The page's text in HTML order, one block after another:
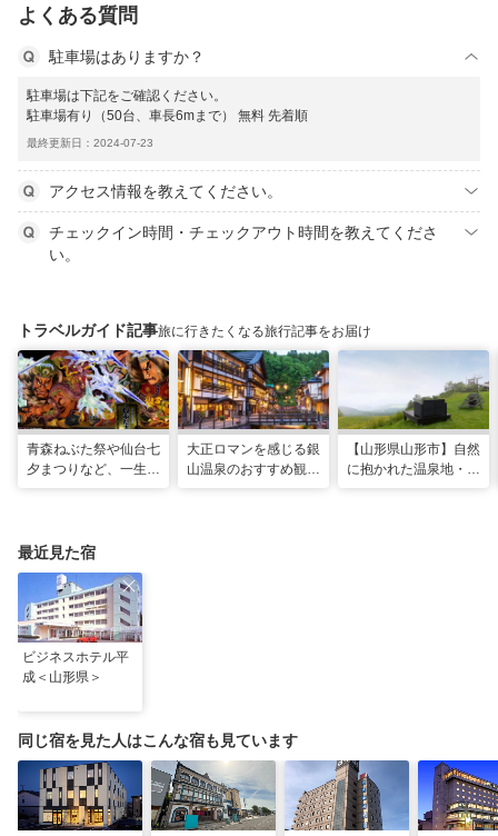
よくある質問
駐車場はありますか？
駐車場は下記をご確認ください。
駐車場有り（50台、車長6mまで） 無料 先着順
最終更新日：2024-07-23
アクセス情報を教えてください。
チェックイン時間・チェックアウト時間を教えてくださ
い。
トラベルガイド記事旅に行きたくなる旅行記事をお届け
青森ねぶた祭や仙台七
夕まつりなど、一生に
大正ロマンを感じる銀
山温泉のおすすめ観光
【山形県山形市】自然
に抱かれた温泉地・蔵
最近見た宿
ビジネスホテル平
成＜山形県＞
同じ宿を見た人はこんな宿も見ています